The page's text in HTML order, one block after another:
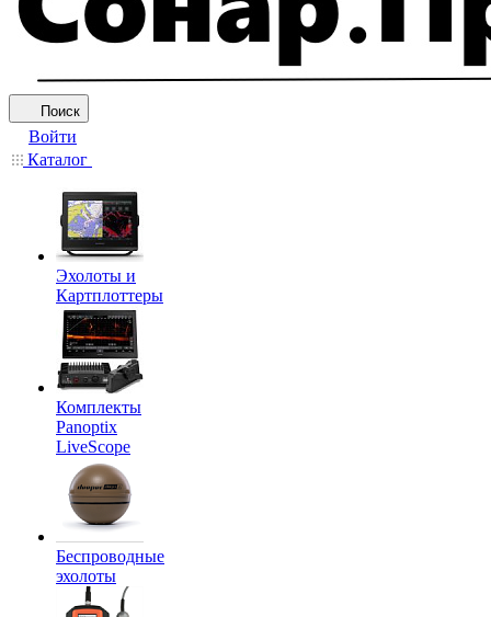
Поиск
Войти
Каталог
Эхолоты и
Картплоттеры
Комплекты
Panoptix
LiveScope
Беспроводные
эхолоты